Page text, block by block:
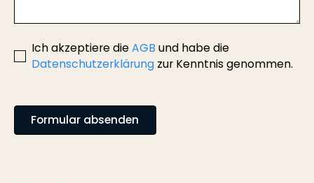
Ich akzeptiere dieAGB und habe die
Datenschutzerklärung zur Kenntnis genommen.